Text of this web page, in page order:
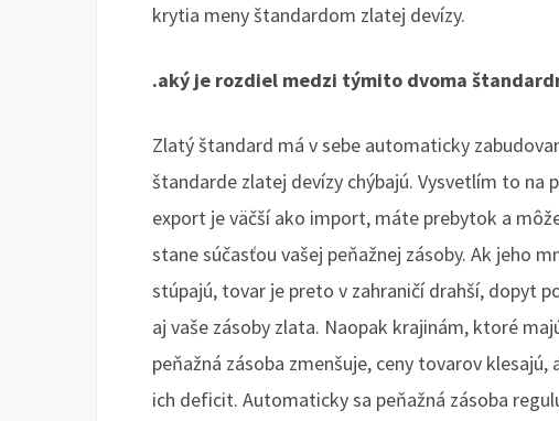
krytia meny štandardom zlatej devízy.
.aký je rozdiel medzi týmito dvoma
Zlatý štandard má v sebe automaticky
štandarde zlatej devízy chýbajú. Vysvetlím to na
export je väčší ako import, máte prebytok a
stane súčasťou vašej peňažnej zásoby. Ak jeho
stúpajú, tovar je preto v zahraničí drahší, dopyt
aj vaše zásoby zlata. Naopak krajinám, ktoré
peňažná zásoba zmenšuje, ceny tovarov
ich deficit. Automaticky sa peňažná zásoba